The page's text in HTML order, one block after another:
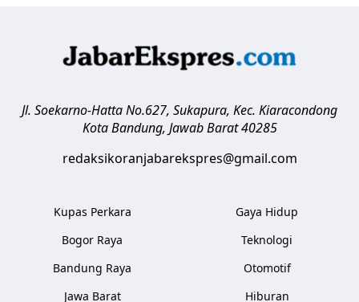
Jl. Soekarno-Hatta No.627, Sukapura, Kec. Kiaracondong
Kota Bandung, Jawab Barat 40285
redaksikoranjabarekspres@gmail.com
Kupas Perkara
Bogor Raya
Bandung Raya
Jawa Barat
Gaya Hidup
Teknologi
Otomotif
Hiburan